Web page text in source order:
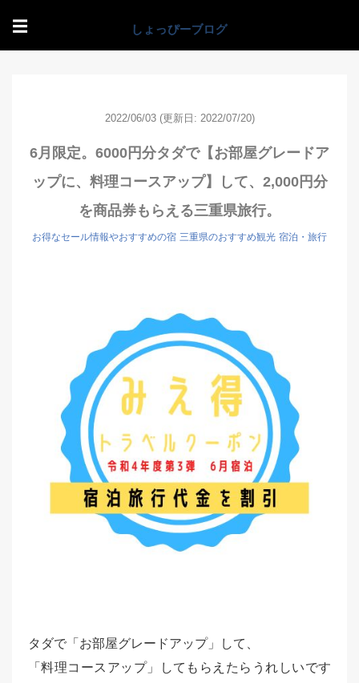
☰
2022/06/03 (更新日: 2022/07/20)
6月限定。6000円分タダで【お部屋グレードア
ップに、料理コースアップ】して、2,000円分
を商品券もらえる三重県旅行。
お得なセール情報やおすすめの宿 三重県のおすすめ観光 宿泊・旅行
タダで「お部屋グレードアップ」して、
「料理コースアップ」してもらえたらうれしいです